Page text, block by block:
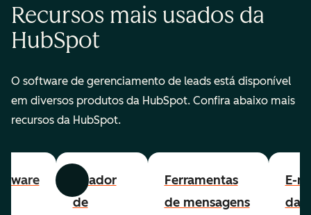
Recursos mais usados da
HubSpot
O software de gerenciamento de leads está disponível
em diversos produtos da HubSpot. Confira abaixo mais
recursos da HubSpot.
Anterior Avançar
Criador
de
Ferramentas
de mensagens
E-
da